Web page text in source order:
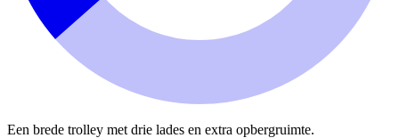
Een brede trolley met drie lades en extra opbergruimte.